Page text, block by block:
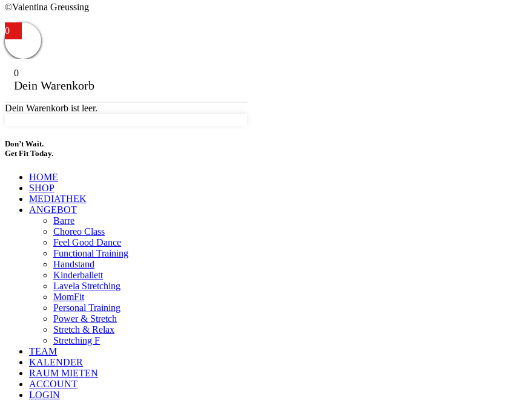
©Valentina Greussing
0
0
Dein Warenkorb
Dein Warenkorb ist leer.
Don’t Wait.
Get Fit Today.
HOME
SHOP
MEDIATHEK
ANGEBOT
Barre
Choreo Class
Feel Good Dance
Functional Training
Handstand
Kinderballett
Lavela Stretching
MomFit
Personal Training
Power & Stretch
Stretch & Relax
Stretching F
TEAM
KALENDER
RAUM MIETEN
ACCOUNT
LOGIN